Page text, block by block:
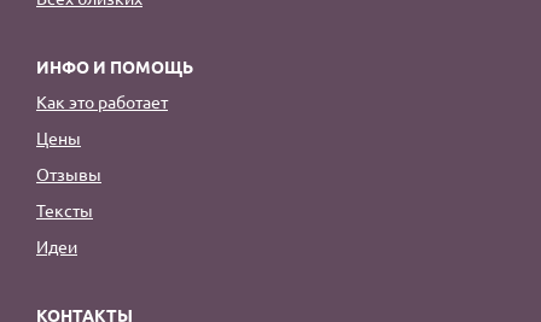
ИНФО И ПОМОЩЬ
Как это работает
Цены
Отзывы
Тексты
Идеи
КОНТАКТЫ